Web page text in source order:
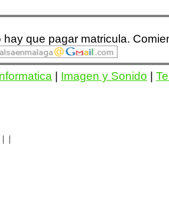
que pagar matricula.
Imagen y Sonido
| |